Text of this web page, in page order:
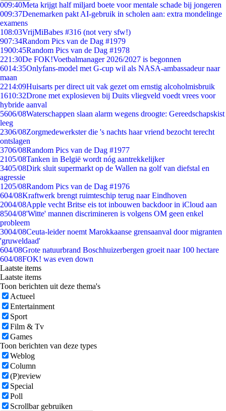
009:40Meta krijgt half miljard boete voor mentale schade bij jongeren
009:37Denemarken pakt AI-gebruik in scholen aan: extra mondelinge
examens
108:03VrijMiBabes #316 (not very sfw!)
907:34Random Pics van de Dag #1979
1900:45Random Pics van de Dag #1978
221:30De FOK!Voetbalmanager 2026/2027 is begonnen
6014:35Onlyfans-model met G-cup wil als NASA-ambassadeur naar
maan
2214:09Huisarts per direct uit vak gezet om ernstig alcoholmisbruik
1610:32Drone met explosieven bij Duits vliegveld voedt vrees voor
hybride aanval
5606/08Waterschappen slaan alarm wegens droogte: Gereedschapskist
leeg
2306/08Zorgmedewerkster die 's nachts haar vriend bezocht terecht
ontslagen
3706/08Random Pics van de Dag #1977
2105/08Tanken in België wordt nóg aantrekkelijker
3405/08Dirk sluit supermarkt op de Wallen na golf van diefstal en
agressie
1205/08Random Pics van de Dag #1976
604/08Kraftwerk brengt ruimteschip terug naar Eindhoven
2004/08Apple vecht Britse eis tot inbouwen backdoor in iCloud aan
8504/08'Witte' mannen discrimineren is volgens OM geen enkel
probleem
3004/08Ceuta-leider noemt Marokkaanse grensaanval door migranten
'gruweldaad'
604/08Grote natuurbrand Boschhuizerbergen groeit naar 100 hectare
604/08FOK! was even down
Laatste items
Laatste items
Toon berichten uit deze thema's
Actueel
Entertainment
Sport
Film & Tv
Games
Toon berichten van deze types
Weblog
Column
(P)review
Special
Poll
Scrollbar gebruiken